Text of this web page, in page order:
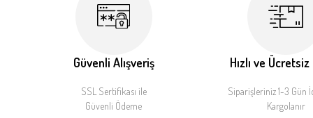
Güvenli Alışveriş
SSL Sertifikası ile
Güvenli Ödeme
Hızlı ve
Siparişleriniz 1-3 Gün
Kargolanır